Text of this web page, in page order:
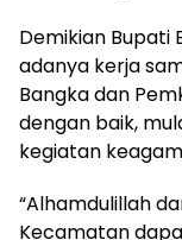
Demikian Bupati
adanya kerja
Bangka dan
dengan baik,
kegiatan
“Alhamdulillah
Kecamatan